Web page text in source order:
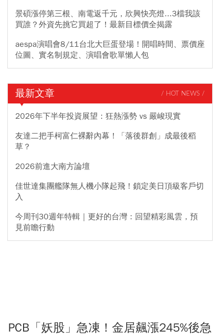
景碩漲停第三根、南電返千元，欣興快亮燈...3檔我該
買誰？外資先挑它買超了！最新目標價全揭露
aespa演唱會8/11台北大巨蛋登場！開唱時間、票價座
位圖、實名制規定、演唱會歌單懶人包
最新文章 / HOT NEWS /
2026年下半年投資展望：狂熱漲勢 vs 嚴峻現實
友達二把手柯富仁裸辭內幕！「落後群創」成最後稻
草？
2026前進大南方論壇
佳世達集團艦隊無人機小隊起飛！鎖定美日頂級客戶切
入
今周刊30週年特輯｜更好的台灣：回望精彩風雲，預
見前瞻行動
PCB「妖股」急凍！金居飆漲245%後急